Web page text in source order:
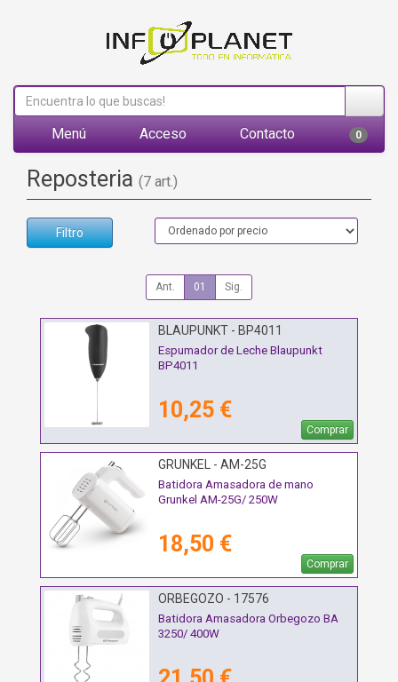
Menú Acceso Contacto 0
Reposteria (7 art.)
Filtro
Ant. 01 Sig.
BLAUPUNKT - BP4011
Espumador de Leche Blaupunkt
BP4011
10,25 €
Comprar
GRUNKEL - AM-25G
Batidora Amasadora de mano
Grunkel AM-25G/ 250W
18,50 €
Comprar
ORBEGOZO - 17576
Batidora Amasadora Orbegozo BA
3250/ 400W